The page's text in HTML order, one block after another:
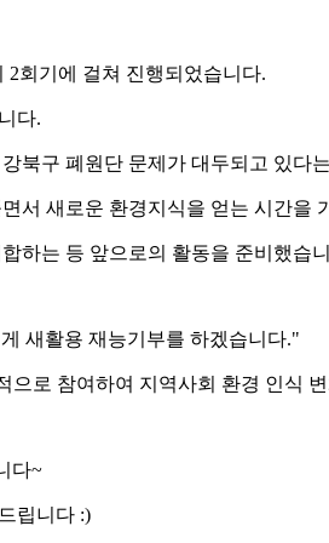
2회기에 걸쳐 진행되었습니다.
다.
북구 폐원단 문제가 대두되고 있
서 새로운 환경지식을 얻는 시간을
하는 등 앞으로의 활동을 준비했습
새활용 재능기부를 하겠습니다."
로 참여하여 지역사회 환경 인식
다~
립니다 :)